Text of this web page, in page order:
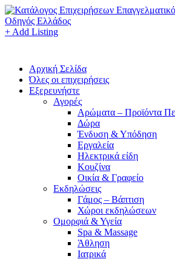
+ Add Listing
Αρχική Σελίδα
Όλες οι επιχειρήσεις
Εξερευνήστε
Αγορές
Αρώματα – Προϊόντα
Δώρα
Ένδυση & Υπόδηση
Εργαλεία
Ηλεκτρικά είδη
Κουζίνα
Οικία & Γραφείο
Εκδηλώσεις
Γάμος – Βάπτιση
Χώροι εκδηλώσεων
Ομορφιά & Υγεία
Spa & Massage
Άθληση
Ιατρικά